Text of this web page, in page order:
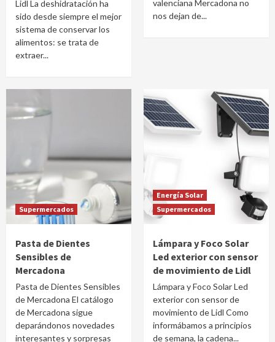
Lidl La deshidratación ha
sido desde siempre el mejor
sistema de conservar los
alimentos: se trata de
extraer...
valenciana Mercadona no
nos dejan de...
Supermercados
Pasta de Dientes
Sensibles de
Mercadona
Pasta de Dientes Sensibles
de Mercadona El catálogo
de Mercadona sigue
deparándonos novedades
interesantes y sorpresas
Energía Solar
Supermercados
Lámpara y Foco Solar
Led exterior con sensor
de movimiento de Lidl
Lámpara y Foco Solar Led
exterior con sensor de
movimiento de Lidl Como
informábamos a principios
de semana, la cadena...